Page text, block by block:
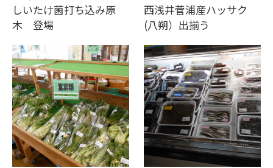
しいたけ菌打ち込み原
木 登場
西浅井菅浦産ハッサク
(八朔）出揃う